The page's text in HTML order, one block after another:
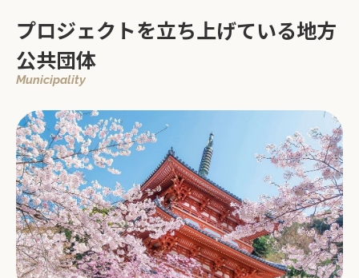
プロジェクトを立ち上げている地方
公共団体
Municipality